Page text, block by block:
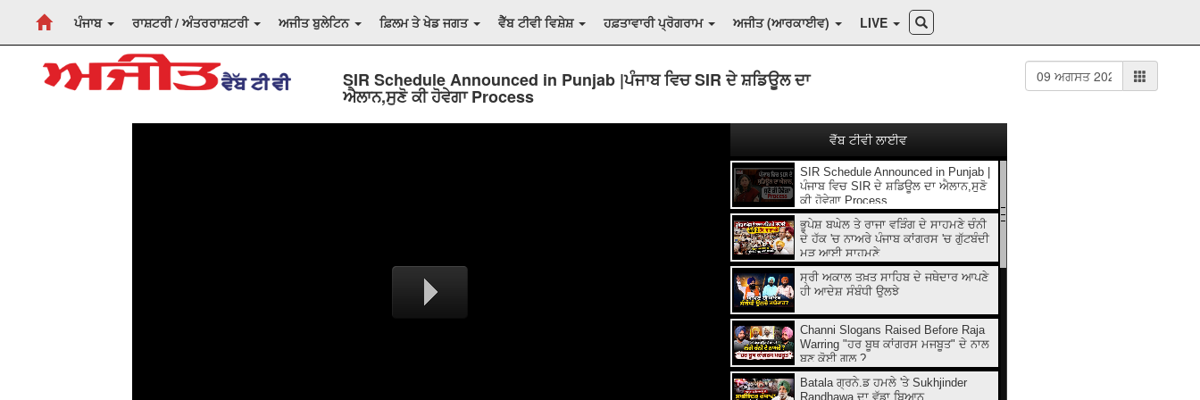
ਪੰਜਾਬ ਰਾਸ਼ਟਰੀ / ਅੰਤਰਰਾਸ਼ਟਰੀ ਅਜੀਤ ਬੁਲੇਟਿਨ ਫ਼ਿਲਮ ਤੇ ਖੇਡ ਜਗਤ ਵੈੱਬ ਟੀਵੀ ਵਿਸ਼ੇਸ਼ ਹਫ਼ਤਾਵਾਰੀ ਪ੍ਰੋਗਰਾਮ ਅਜੀਤ (ਆਰਕਾਈਵ) LIVE
SIR Schedule Announced in Punjab |ਪੰਜਾਬ ਵਿਚ SIR ਦੇ ਸ਼ਡਿਊਲ ਦਾ
ਐਲਾਨ,ਸੁਣੋ ਕੀ ਹੋਵੇਗਾ Process
SIR Schedule Announced in Punjab |
ਪੰਜਾਬ ਵਿਚ SIR ਦੇ ਸ਼ਡਿਊਲ ਦਾ ਐਲਾਨ,ਸੁਣੋ
ਕੀ ਹੋਵੇਗਾ Process
ਭੂਪੇਸ਼ ਬਘੇਲ ਤੇ ਰਾਜਾ ਵੜਿੰਗ ਦੇ ਸਾਹਮਣੇ ਚੰਨੀ
ਦੇ ਹੱਕ 'ਚ ਨਾਅਰੇ ਪੰਜਾਬ ਕਾਂਗਰਸ 'ਚ ਗੁੱਟਬੰਦੀ
ਮੁੜ ਆਈ ਸਾਹਮਣੇ
ਸ੍ਰੀ ਅਕਾਲ ਤਖ਼ਤ ਸਾਹਿਬ ਦੇ ਜਥੇਦਾਰ ਆਪਣੇ
ਹੀ ਆਦੇਸ਼ ਸੰਬੰਧੀ ਉਲਝੇ
Channi Slogans Raised Before Raja
Warring "ਹਰ ਬੂਥ ਕਾਂਗਰਸ ਮਜਬੂਤ" ਦੇ ਨਾਲ
ਬਣੂ ਕੋਈ ਗਲ਼ ?
Batala ਗ੍ਰਨੇ.ਡ ਹਮਲੇ 'ਤੇ Sukhjinder
Randhawa ਦਾ ਵੱਡਾ ਬਿਆਨ
ਵੈੱਬ ਟੀਵੀ ਲਾਈਵ